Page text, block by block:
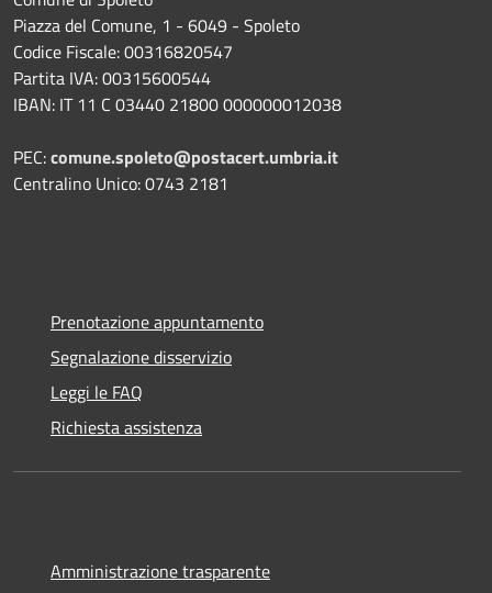
Piazza del Comune, 1 - 6049 - Spoleto
Codice Fiscale: 00316820547
Partita IVA: 00315600544
IBAN: IT 11 C 03440 21800 000000012038
PEC:comune.spoleto@postacert.umbria.it
Centralino Unico: 0743 2181
Prenotazione appuntamento
Segnalazione disservizio
Leggi le FAQ
Richiesta assistenza
Amministrazione trasparente